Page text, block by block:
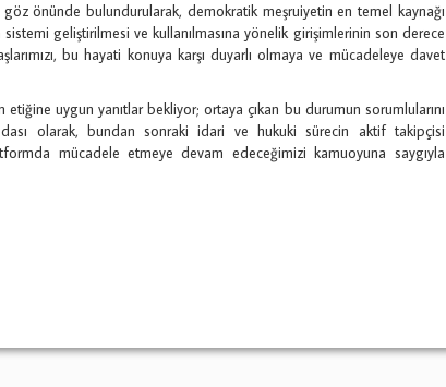
önünde bulundurularak, demokratik meşruiyetin en temel kaynağı
geliştirilmesi ve kullanılmasına yönelik girişimlerinin son derece
bu hayati konuya karşı duyarlı olmaya ve mücadeleye davet
uygun yanıtlar bekliyor; ortaya çıkan bu durumun sorumlularını
olarak, bundan sonraki idari ve hukuki sürecin aktif takipçisi
mücadele etmeye devam edeceğimizi kamuoyuna saygıyla